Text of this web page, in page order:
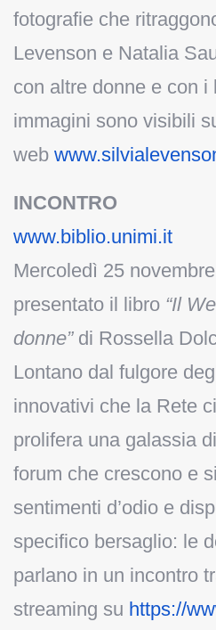
fotografie che
Levenson e Natalia
con altre donne e con i
immagini sono visibili
web
INCONTRO
www.biblio.unimi.it
Mercoledì 25
presentato il libro “Il
donne”di Rossella
Lontano dal fulgore
innovativi che la Rete
prolifera una galassia
forum che crescono e
sentimenti d’odio e
specifico bersaglio: le
parlano in un incontro
streaming su https://